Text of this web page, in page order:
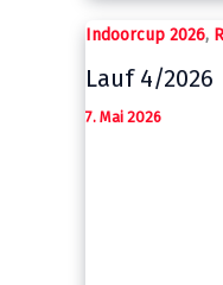
Indoorcup 2026,
Lauf 4/2026
7. Mai 2026